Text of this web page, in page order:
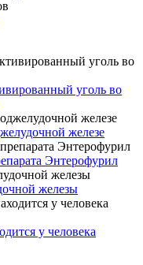
уголь во
железе
Энтерофурил
железы
у человека